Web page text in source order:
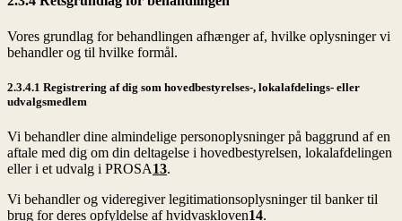
Vores grundlag for behandlingen afhænger af, hvilke oplysninger vi
behandler og til hvilke formål.
2.3.4.1 Registrering af dig som hovedbestyrelses-, lokalafdelings- eller
udvalgsmedlem
Vi behandler dine almindelige personoplysninger på baggrund af en
aftale med dig om din deltagelse i hovedbestyrelsen, lokalafdelingen
eller i et udvalg i PROSA13.
Vi behandler og videregiver legitimationsoplysninger til banker til
brug for deres opfyldelse af hvidvaskloven14.